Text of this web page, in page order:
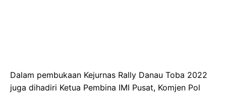
Dalam pembukaan Kejurnas Rally Danau Toba 2022
juga dihadiri Ketua Pembina IMI Pusat, Komjen Pol